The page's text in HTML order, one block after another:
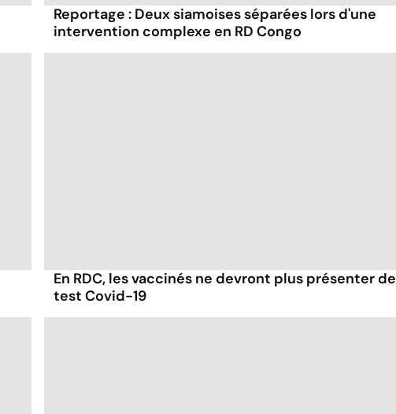
Reportage : Deux siamoises séparées lors d'une
intervention complexe en RD Congo
En RDC, les vaccinés ne devront plus présenter de
test Covid-19